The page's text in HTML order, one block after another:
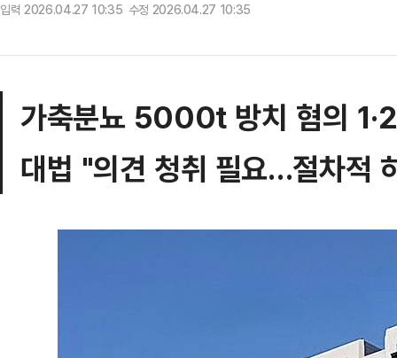
입력 2026.04.27 10:35 수정 2026.04.27 10:35
가축분뇨 5000t 방치 혐의
대법 "의견 청취 필요…절차적